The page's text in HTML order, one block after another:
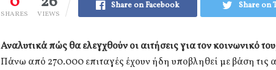
SHARES VIEWS
Share on Facebook Share on
Αναλυτικά πώς θα ελεγχθούν οι αιτήσεις για τον κοινωνικό
Πάνω από 270.000 επιταγές έχουν ήδη υποβληθεί με βάση τις